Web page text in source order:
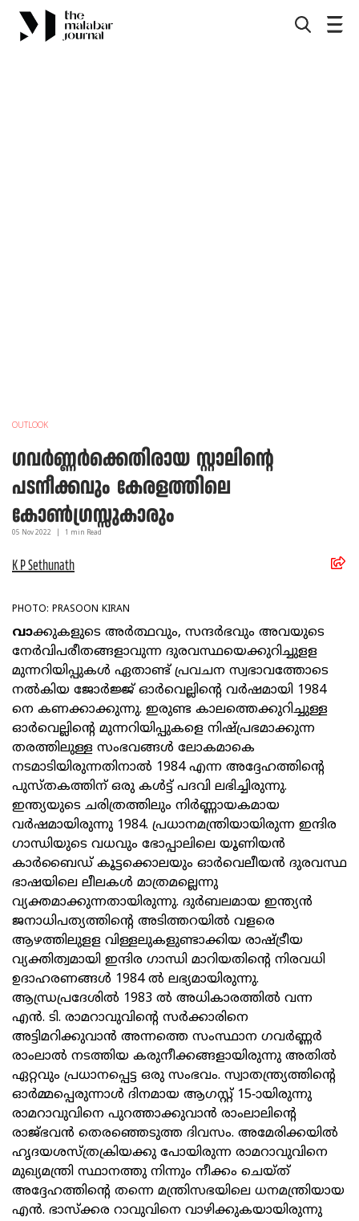
OUTLOOK
ഗവര്‍ണ്ണര്‍ക്കെതിരായ സ്റ്റാലിന്റെ
പടനീക്കവും കേരളത്തിലെ
കോണ്‍ഗ്രസ്സുകാരും
05 Nov 2022 1 min Read
K P Sethunath
PHOTO: PRASOON KIRAN
വാക്കുകളുടെ അര്‍ത്ഥവും, സന്ദര്‍ഭവും അവയുടെ
നേര്‍വിപരീതങ്ങളാവുന്ന ദുരവസ്ഥയെക്കുറിച്ചുളള
മുന്നറിയിപ്പുകള്‍ ഏതാണ്ട്‌ പ്രവചന സ്വഭാവത്തോടെ
നല്‍കിയ ജോര്‍ജ്ജ്‌ ഓര്‍വെല്ലിന്റെ വര്‍ഷമായി 1984
നെ കണക്കാക്കുന്നു. ഇരുണ്ട കാലത്തെക്കുറിച്ചുള്ള
ഓര്‍വെല്ലിന്റെ മുന്നറിയിപ്പുകളെ നിഷ്‌പ്രഭമാക്കുന്ന
തരത്തിലുള്ള സംഭവങ്ങള്‍ ലോകമാകെ
നടമാടിയിരുന്നതിനാല്‍ 1984 എന്ന അദ്ദേഹത്തിന്റെ
പുസ്‌തകത്തിന്‌ ഒരു കള്‍ട്ട്‌ പദവി ലഭിച്ചിരുന്നു.
ഇന്ത്യയുടെ ചരിത്രത്തിലും നിര്‍ണ്ണായകമായ
വര്‍ഷമായിരുന്നു 1984. പ്രധാനമന്ത്രിയായിരുന്ന ഇന്ദിര
ഗാന്ധിയുടെ വധവും ഭോപ്പാലിലെ യൂണിയന്‍
കാര്‍ബൈഡ്‌ കൂട്ടക്കൊലയും ഓര്‍വെലീയന്‍ ദുരവസ്ഥ
ഭാഷയിലെ ലീലകള്‍ മാത്രമല്ലെന്നു
വ്യക്തമാക്കുന്നതായിരുന്നു. ദുര്‍ബലമായ ഇന്ത്യന്‍
ജനാധിപത്യത്തിന്റെ അടിത്തറയില്‍ വളരെ
ആഴത്തിലുളള വിള്ളലുകളുണ്ടാക്കിയ രാഷ്ട്രീയ
വ്യക്തിത്വമായി ഇന്ദിര ഗാന്ധി മാറിയതിന്റെ നിരവധി
ഉദാഹരണങ്ങള്‍ 1984 ല്‍ ലഭ്യമായിരുന്നു.
ആന്ധ്രപ്രദേശില്‍ 1983 ല്‍ അധികാരത്തില്‍ വന്ന
എന്‍. ടി. രാമറാവുവിന്റെ സര്‍ക്കാരിനെ
അട്ടിമറിക്കുവാന്‍ അന്നത്തെ സംസ്ഥാന ഗവര്‍ണ്ണര്‍
രാംലാല്‍ നടത്തിയ കരുനീക്കങ്ങളായിരുന്നു അതില്‍
ഏറ്റവും പ്രധാനപ്പെട്ട ഒരു സംഭവം. സ്വാതന്ത്ര്യത്തിന്റെ
ഓര്‍മ്മപ്പെരുന്നാള്‍ ദിനമായ ആഗസ്റ്റ്‌ 15-ായിരുന്നു
രാമറാവുവിനെ പുറത്താക്കുവാന്‍ രാംലാലിന്റെ
രാജ്‌ഭവന്‍ തെരഞ്ഞെടുത്ത ദിവസം. അമേരിക്കയില്‍
ഹൃദയശസ്‌ത്രക്രിയക്കു പോയിരുന്ന രാമറാവുവിനെ
മുഖ്യമന്ത്രി സ്ഥാനത്തു നിന്നും നീക്കം ചെയ്‌ത്‌
അദ്ദേഹത്തിന്റെ തന്നെ മന്ത്രിസഭയിലെ ധനമന്ത്രിയായ
എന്‍. ഭാസ്‌ക്കര റാവുവിനെ വാഴിക്കുകയായിരുന്നു